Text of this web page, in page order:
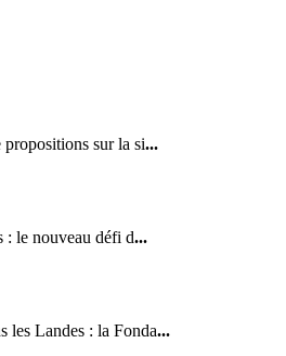
propositions sur la si...
: le nouveau défi d...
les Landes : la Fonda...